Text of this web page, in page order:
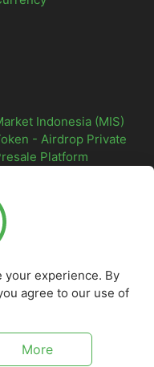
Indonesia (MIS)
- Airdrop Private
Platform
reserved.
your experience. By
agree to our use of
More